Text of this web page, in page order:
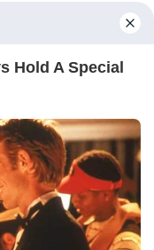
Ekonomi Saree